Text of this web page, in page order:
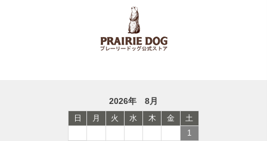
2026年 8月
日 月 火 水 木 金
土
1